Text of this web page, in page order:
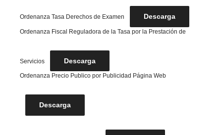
Ordenanza Tasa Derechos de Examen Descarga
Ordenanza Fiscal Reguladora de la Tasa por la Prestación de
Servicios Descarga
Ordenanza Precio Publico por Publicidad Página Web
Descarga